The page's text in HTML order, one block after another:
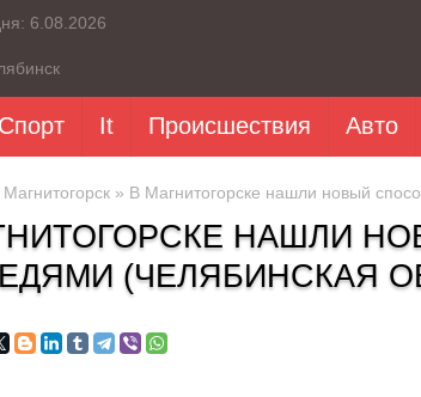
6.08.2026
Спорт It Происшествия Авто
Магнитогорск » В Магнитогорске нашли новый
НАШЛИ
(ЧЕЛЯБИНСКАЯ